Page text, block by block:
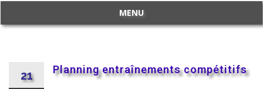
MENU
21 Planning entraînements compétitifs